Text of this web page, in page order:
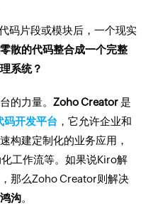
码片段或模块后，一个现实
散的代码整合成一个完整
系统？
的力量。Zoho Creator是
码开发平台 ，它允许企业和
构建定制化的业务应用，
工作流等。如果说Kiro解
那么Zoho Creator则解决
沟。